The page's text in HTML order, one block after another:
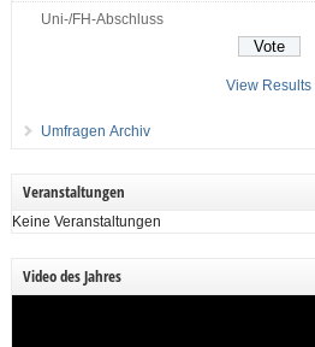
Uni-/FH-Abschluss
View Results
Umfragen Archiv
Veranstaltungen
Keine Veranstaltungen
Video des Jahres